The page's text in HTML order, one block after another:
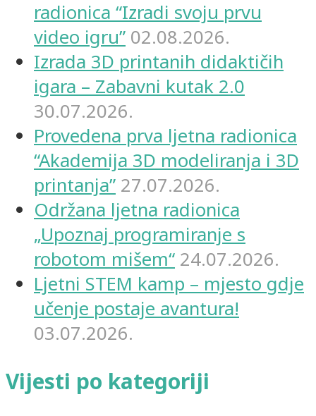
radionica “Izradi svoju prvu
video igru” 02.08.2026.
Izrada 3D printanih didaktičih
igara – Zabavni kutak 2.0
30.07.2026.
Provedena prva ljetna radionica
“Akademija 3D modeliranja i 3D
printanja” 27.07.2026.
Održana ljetna radionica
„Upoznaj programiranje s
robotom mišem“ 24.07.2026.
Ljetni STEM kamp – mjesto gdje
učenje postaje avantura!
03.07.2026.
Vijesti po kategoriji